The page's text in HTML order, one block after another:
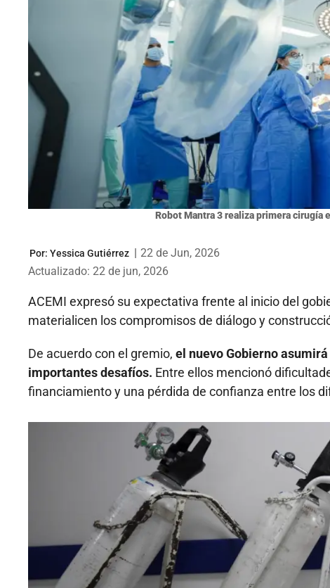
Robot Mantra 3 realiza primera cirugía
Por: Yessica Gutiérrez | 22 de Jun, 2026
Actualizado: 22 de jun, 2026
ACEMI expresó su expectativa frente al inicio del
materialicen los compromisos de diálogo y
De acuerdo con el gremio, el nuevo Gobierno
importantes desafíos. Entre ellos mencionó
financiamiento y una pérdida de confianza entre los